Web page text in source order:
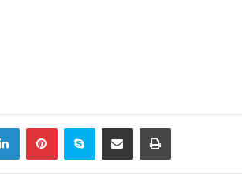
LinkedInPinterestSkype E-Posta ile paylaş Yazdır